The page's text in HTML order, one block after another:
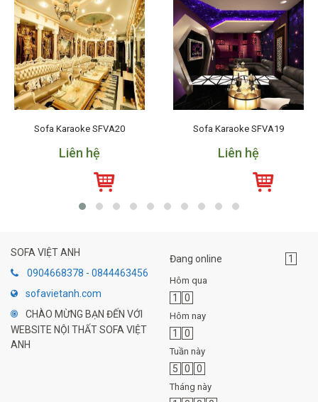
Sofa Karaoke SFVA20
Liên hệ
Sofa Karaoke SFVA19
Liên hệ
SOFA VIỆT ANH
0904668378 - 0844463456
sofavietanh.com
CHÀO MỪNG BẠN ĐẾN VỚI
WEBSITE NỘI THẤT SOFA VIỆT
ANH
Đang online 1
Hôm qua
1 0
Hôm nay
1 0
Tuần này
5 0 0
Tháng này